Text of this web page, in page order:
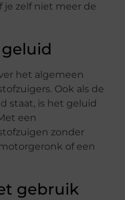
je zelf niet meer de
het algemeen
Ook als de
staat, is het geluid
een
zonder
of een
gebruik